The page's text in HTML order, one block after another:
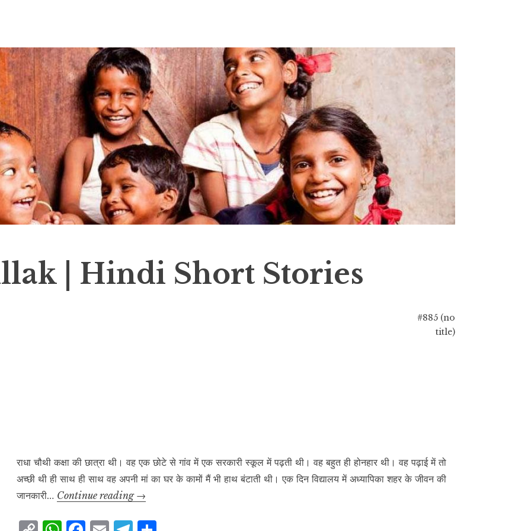
| Hindi Short Stories
#885 (no
title)
राधा चौथी कक्षा की छात्रा थी। वह एक छोटे से गांव में एक सरकारी स्कूल में पढ़ती थी। वह बहुत ही होनहार थी। वह पढ़ाई में तो
अच्छी थी ही साथ ही साथ वह अपनी मां का घर के कामों मैं भी हाथ बंटाती थी। एक दिन विद्यालय में अध्यापिका शहर के जीवन की
जानकारी… Continue reading नई
→